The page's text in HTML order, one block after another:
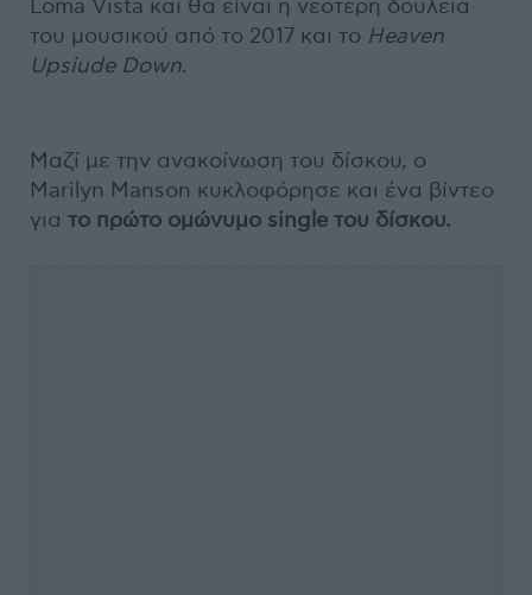
Loma Vista και θα είναι η νεότερη δουλειά
του μουσικού από το 2017 και το Heaven
Upsiude Down.
Μαζί με την ανακοίνωση του δίσκου, ο
Marilyn Manson κυκλοφόρησε και ένα βίντεο
για το πρώτο ομώνυμο single του δίσκου.